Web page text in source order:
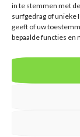
in te stemmen met
surfgedrag of unieke
geeft of uw
bepaalde functies en
Het